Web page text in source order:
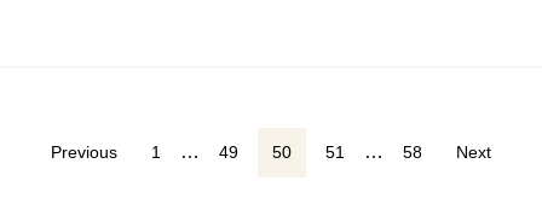
YazıPrevious 1 … 49 50 51 … 58 Next